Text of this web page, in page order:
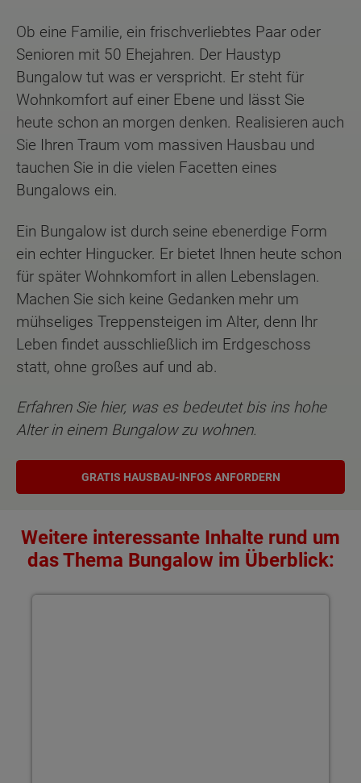
Ob eine Familie, ein frischverliebtes Paar oder
Senioren mit 50 Ehejahren. Der Haustyp
Bungalow tut was er verspricht. Er steht für
Wohnkomfort auf einer Ebene und lässt Sie
heute schon an morgen denken. Realisieren auch
Sie Ihren Traum vom massiven Hausbau und
tauchen Sie in die vielen Facetten eines
Bungalows ein.
Ein Bungalow ist durch seine ebenerdige Form
ein echter Hingucker. Er bietet Ihnen heute schon
für später Wohnkomfort in allen Lebenslagen.
Machen Sie sich keine Gedanken mehr um
mühseliges Treppensteigen im Alter, denn Ihr
Leben findet ausschließlich im Erdgeschoss
statt, ohne großes auf und ab.
Erfahren Sie hier, was es bedeutet bis ins hohe
Alter in einem Bungalow zu wohnen.
GRATIS HAUSBAU-INFOS ANFORDERN
Weitere interessante Inhalte rund um
das Thema Bungalow im Überblick: